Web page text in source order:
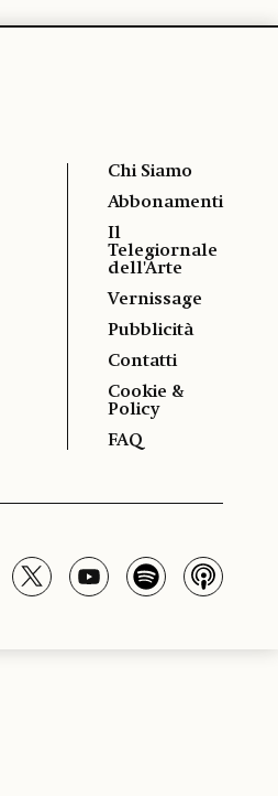
Chi Siamo
Abbonamenti
Il
Telegiornale
dell'Arte
Vernissage
Pubblicità
Contatti
Cookie &
Policy
FAQ